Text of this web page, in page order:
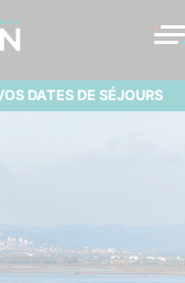
DATES DE SÉJOURS